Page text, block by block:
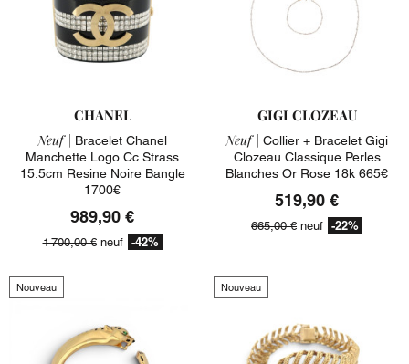
CHANEL
Neuf | Bracelet Chanel
Manchette Logo Cc Strass
15.5cm Resine Noire Bangle
1700€
989,90 €
1 700,00 €neuf -42%
GIGI CLOZEAU
Neuf | Collier + Bracelet Gigi
Clozeau Classique Perles
Blanches Or Rose 18k 665€
519,90 €
665,00 € neuf -22%
Nouveau Nouveau